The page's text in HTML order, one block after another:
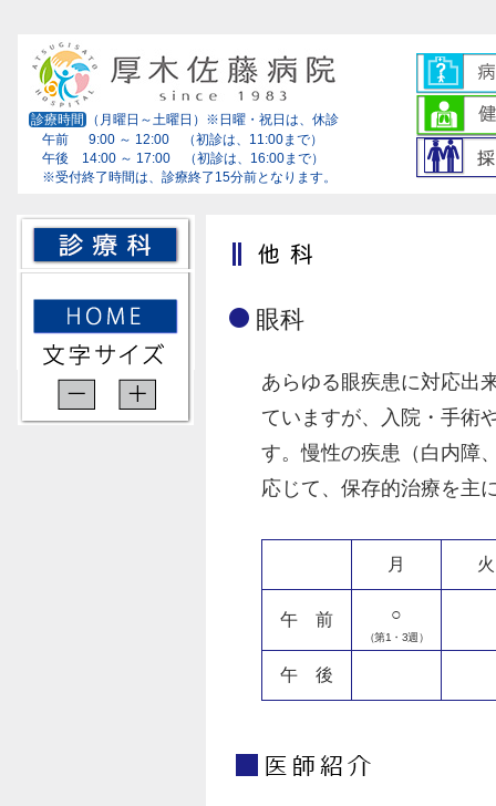
診療時間
（月曜日～土曜日）※日曜・祝日は、休診
午前 9:00 ～ 12:00 （初診は、11:00まで）
午後 14:00 ～ 17:00 （初診は、16:00まで）
※受付終了時間は、診療終了15分前となります。
眼科
あらゆる眼疾患に対応出
ていますが、入院・手術
す。慢性の疾患（白内障
応じて、保存的治療を主
月 火
午 前 ○
（第1・3週）
午 後